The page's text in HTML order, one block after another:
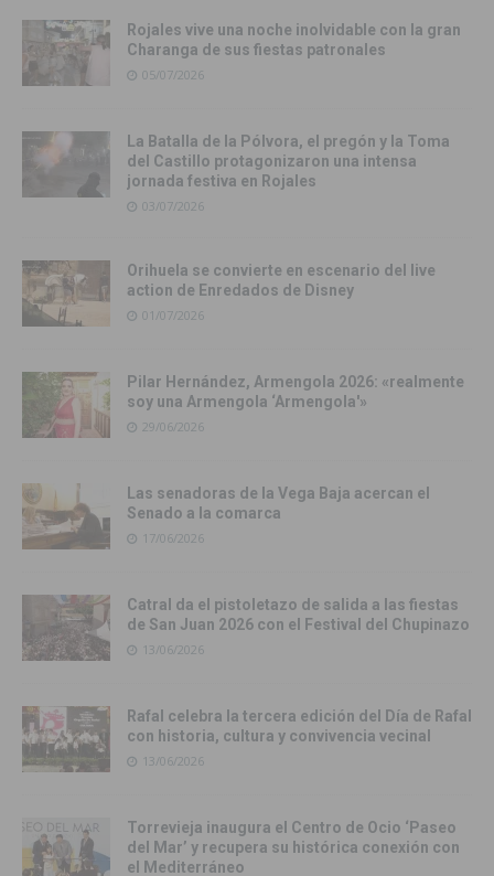
Rojales vive una noche inolvidable con la gran
Charanga de sus fiestas patronales
05/07/2026
La Batalla de la Pólvora, el pregón y la Toma
del Castillo protagonizaron una intensa
jornada festiva en Rojales
03/07/2026
Orihuela se convierte en escenario del live
action de Enredados de Disney
01/07/2026
Pilar Hernández, Armengola 2026: «realmente
soy una Armengola ‘Armengola'»
29/06/2026
Las senadoras de la Vega Baja acercan el
Senado a la comarca
17/06/2026
Catral da el pistoletazo de salida a las fiestas
de San Juan 2026 con el Festival del Chupinazo
13/06/2026
Rafal celebra la tercera edición del Día de Rafal
con historia, cultura y convivencia vecinal
13/06/2026
Torrevieja inaugura el Centro de Ocio ‘Paseo
del Mar’ y recupera su histórica conexión con
el Mediterráneo